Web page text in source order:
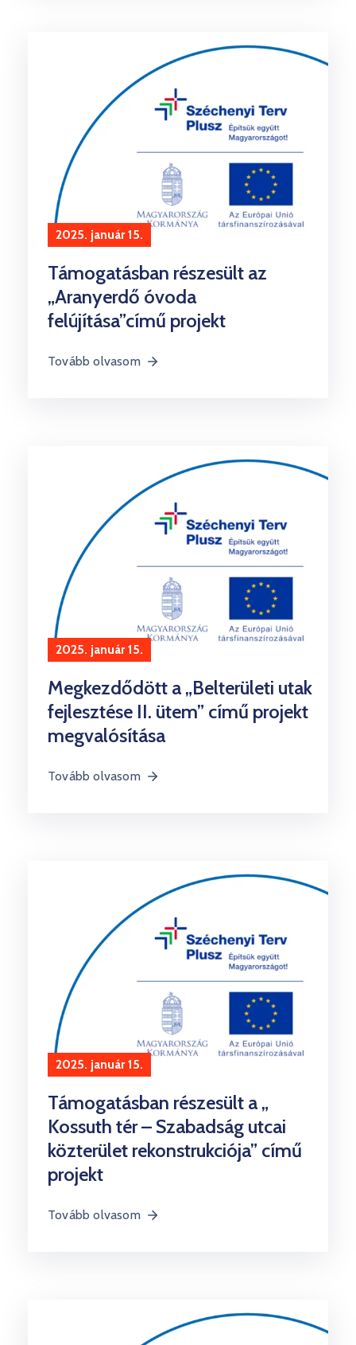
2025. január 15.
Támogatásban részesült az
„Aranyerdő óvoda
felújítása”című projekt
Tovább olvasom
2025. január 15.
Megkezdődött a „Belterületi utak
fejlesztése II. ütem” című projekt
megvalósítása
Tovább olvasom
2025. január 15.
Támogatásban részesült a „
Kossuth tér – Szabadság utcai
közterület rekonstrukciója” című
projekt
Tovább olvasom